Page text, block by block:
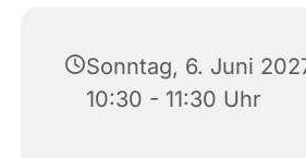
Sonntag, 6. Juni
10:30 - 11:30 Uhr